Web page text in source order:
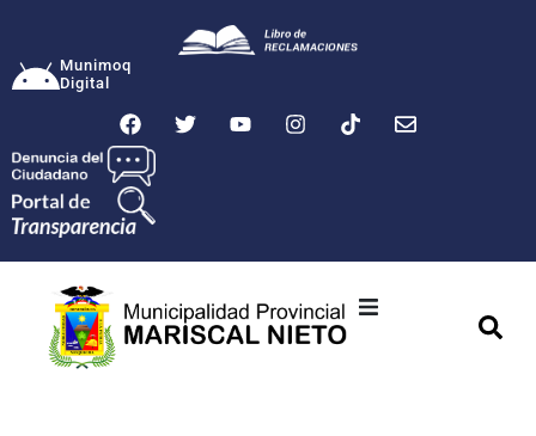
Munimoq
Digital